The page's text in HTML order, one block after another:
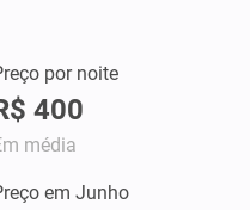
por noite
400
média
em Junho